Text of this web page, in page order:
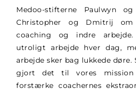
Medoo-stifterne Paulwyn
Christopher og Dmitrij
coaching og indre
utroligt arbejde hver dag,
arbejde sker bag lukkede døre.
gjort det til vores
forstærke coachernes